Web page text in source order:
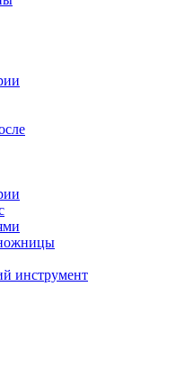
инструмент